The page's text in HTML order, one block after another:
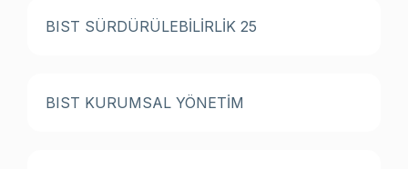
BIST SÜRDÜRÜLEBİLİRLİK 25
BIST KURUMSAL YÖNETİM